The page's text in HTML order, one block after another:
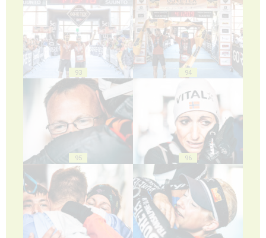
93 94
95 96